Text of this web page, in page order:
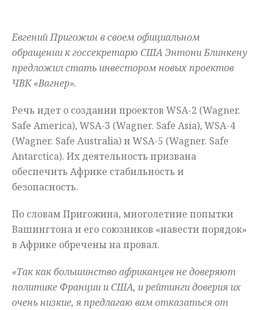
Евгений Пригожин в своем официальном
обращении к госсекретарю США Энтони Блинкену
предложил стать инвестором новых проектов
ЧВК «Вагнер».
Речь идет о создании проектов WSA-2 (Wagner.
Safe America), WSA-3 (Wagner. Safe Asia), WSA-4
(Wagner. Safe Australia) и WSA-5 (Wagner. Safe
Antarctica). Их деятельность призвана
обеспечить Африке стабильность и
безопасность.
По словам Пригожина, многолетние попытки
Вашингтона и его союзников «навести порядок»
в Африке обречены на провал.
«Так как большинство африканцев не доверяют
политике Франции и США, и рейтинги доверия их
очень низкие, я предлагаю вам отказаться от